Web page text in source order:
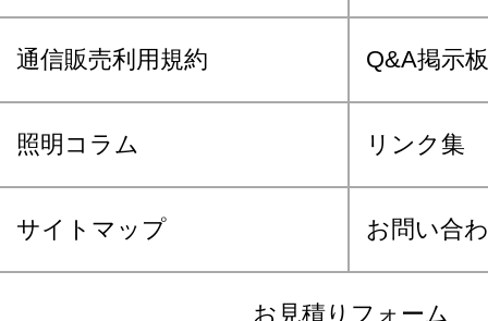
通信販売利用規約 Q&A掲示板
照明コラム リンク集
サイトマップ お問い合
お見積りフォーム